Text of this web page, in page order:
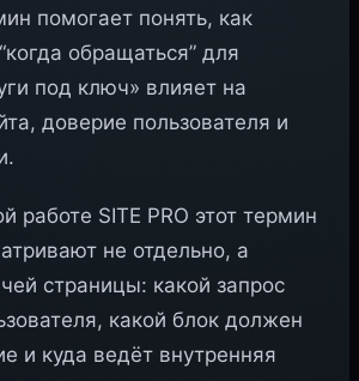
помогает понять, как
обращаться” для
под ключ» влияет на
доверие пользователя и
работе SITE PRO этот термин
не отдельно, а
страницы: какой запрос
какой блок должен
и куда ведёт внутренняя